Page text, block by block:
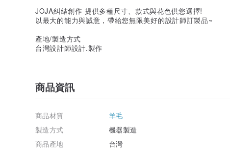
JOJA糾結創作 提供多種尺寸、款式與花色供您選擇!
以最大的能力與誠意，帶給您無限美好的設計師訂製品~
產地/製造方式
台灣設計師設計.製作
商品資訊
商品材質
羊毛
製造方式
機器製造
商品產地
台灣